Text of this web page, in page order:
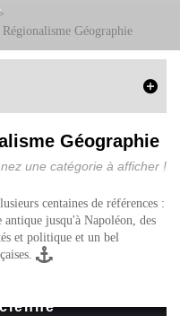
Géographie
Géographie
une catégorie à afficher !
centaines de références :
antique jusqu'à Napoléon, des
et politique et un bel
.